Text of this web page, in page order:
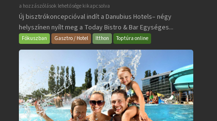
Today
Bistro
&
Bar
bejegyzéshez
a hozzászólások lehetősége kikapcsolva
Új bisztrókoncepcióval indít a Danubius Hotels– négy
helyszínen nyílt meg a Today Bistro & Bar Egységes...
Fókuszban Gasztro / Hotel Itthon Toptúra online